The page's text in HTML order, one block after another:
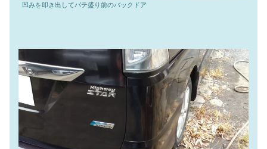
凹みを叩き出してパテ盛り前のバックドア